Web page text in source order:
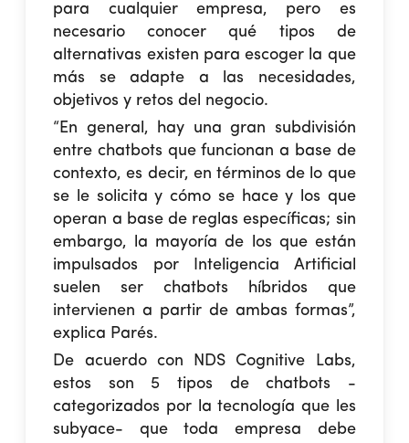
para cualquier empresa, pero es
necesario conocer qué tipos de
alternativas existen para escoger la que
más se adapte a las necesidades,
objetivos y retos del negocio.
“En general, hay una gran subdivisión
entre chatbots que funcionan a base de
contexto, es decir, en términos de lo que
se le solicita y cómo se hace y los que
operan a base de reglas específicas; sin
embargo, la mayoría de los que están
impulsados por Inteligencia Artificial
suelen ser chatbots híbridos que
intervienen a partir de ambas formas”,
explica Parés.
De acuerdo con NDS Cognitive Labs,
estos son 5 tipos de chatbots -
categorizados por la tecnología que les
subyace- que toda empresa debe